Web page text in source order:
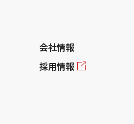
会社情報
採用情報